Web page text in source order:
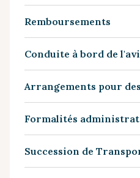
Remboursements
Conduite à bord de
Arrangements pour
Formalités
Succession de